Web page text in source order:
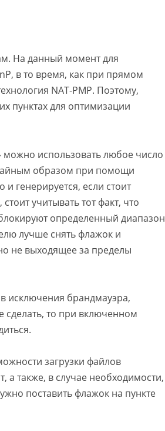
На данный момент для
в то время, как при прямом
NAT-PMP. Поэтому,
пунктах для оптимизации
можно использовать любое число
образом при помощи
генерируется, если стоит
учитывать тот факт, что
определенный диапазон
лучше снять флажок и
не выходящее за пределы
исключения брандмауэра,
сделать, то при включенном
загрузки файлов
а также, в случае необходимости,
поставить флажок на пункте